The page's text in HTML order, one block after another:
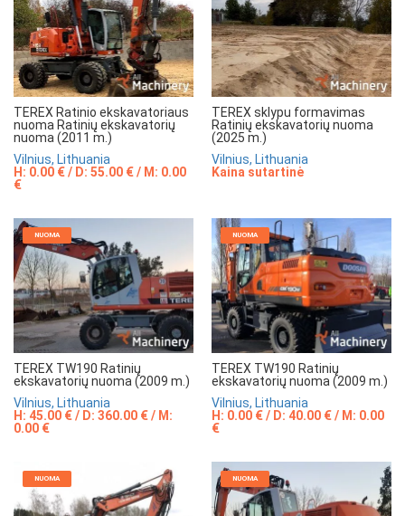
TEREX Ratinio ekskavatoriaus
nuoma Ratinių ekskavatorių
nuoma (2011 m.)
Vilnius, Lithuania
H: 0.00 € / D: 55.00 € / M: 0.00
€
TEREX sklypu formavimas
Ratinių ekskavatorių nuoma
(2025 m.)
Vilnius, Lithuania
Kaina sutartinė
NUOMA
TEREX TW190 Ratinių
ekskavatorių nuoma (2009 m.)
Vilnius, Lithuania
H: 45.00 € / D: 360.00 € / M:
0.00 €
NUOMA
TEREX TW190 Ratinių
ekskavatorių nuoma (2009 m.)
Vilnius, Lithuania
H: 0.00 € / D: 40.00 € / M: 0.00
€
NUOMA NUOMA